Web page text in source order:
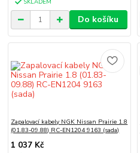
SKLADEM
Do košíku
Zapalovací kabely NGK Nissan Prairie 1.8
(01.83-09.88) RC-EN1204 9163 (sada)
1 037 Kč